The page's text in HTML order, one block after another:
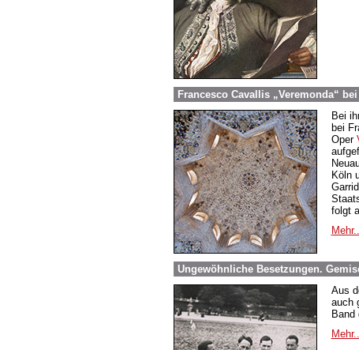
Francesco Cavallis „Veremonda“
Bei
bei
Oper
Köln
folgt
Ungewöhnliche Besetzungen.
Aus
auch
Band